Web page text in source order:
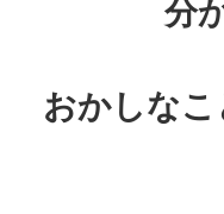
分
おかしな